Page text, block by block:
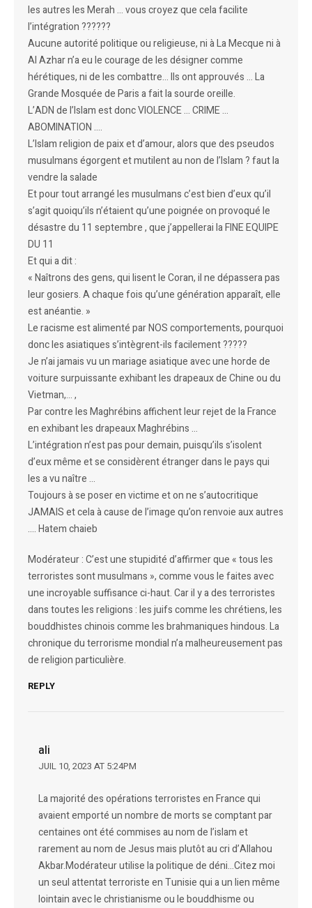
les autres les Merah … vous croyez que cela facilite
l’intégration ??????
Aucune autorité politique ou religieuse, ni à La Mecque ni à
Al Azhar n’a eu le courage de les désigner comme
hérétiques, ni de les combattre… Ils ont approuvés … La
Grande Mosquée de Paris a fait la sourde oreille.
L’ADN de l’Islam est donc VIOLENCE … CRIME …
ABOMINATION ….
L’Islam religion de paix et d’amour, alors que des pseudos
musulmans égorgent et mutilent au non de l’Islam ? faut la
vendre la salade
Et pour tout arrangé les musulmans c’est bien d’eux qu’il
s’agit quoiqu’ils n’étaient qu’une poignée on provoqué le
désastre du 11 septembre , que j’appellerai la FINE EQUIPE
DU 11
Et qui a dit :
« Naîtrons des gens, qui lisent le Coran, il ne dépassera pas
leur gosiers. A chaque fois qu’une génération apparaît, elle
est anéantie. »
Le racisme est alimenté par NOS comportements, pourquoi
donc les asiatiques s’intègrent-ils facilement ?????
Je n’ai jamais vu un mariage asiatique avec une horde de
voiture surpuissante exhibant les drapeaux de Chine ou du
Vietman,… ,
Par contre les Maghrébins affichent leur rejet de la France
en exhibant les drapeaux Maghrébins …
L’intégration n’est pas pour demain, puisqu’ils s’isolent
d’eux même et se considèrent étranger dans le pays qui
les a vu naître …
Toujours à se poser en victime et on ne s’autocritique
JAMAIS et cela à cause de l’image qu’on renvoie aux autres
…. Hatem chaieb
Modérateur : C’est une stupidité d’affirmer que « tous les
terroristes sont musulmans », comme vous le faites avec
une incroyable suffisance ci-haut. Car il y a des terroristes
dans toutes les religions : les juifs comme les chrétiens, les
bouddhistes chinois comme les brahmaniques hindous. La
chronique du terrorisme mondial n’a malheureusement pas
de religion particulière.
REPLY
ali
JUIL 10, 2023 AT 5:24PM
La majorité des opérations terroristes en France qui
avaient emporté un nombre de morts se comptant par
centaines ont été commises au nom de l’islam et
rarement au nom de Jesus mais plutôt au cri d’Allahou
Akbar.Modérateur utilise la politique de déni…Citez moi
un seul attentat terroriste en Tunisie qui a un lien même
lointain avec le christianisme ou le bouddhisme ou